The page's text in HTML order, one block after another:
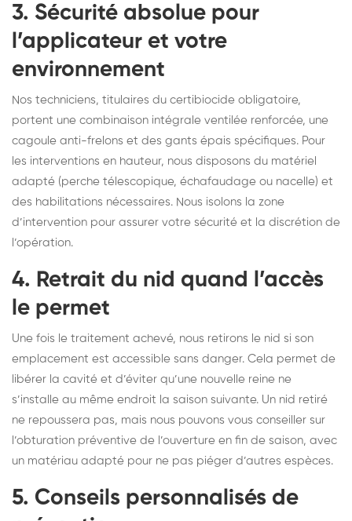
3. Sécurité absolue pour
l’applicateur et votre
environnement
Nos techniciens, titulaires du certibiocide obligatoire,
portent une combinaison intégrale ventilée renforcée, une
cagoule anti-frelons et des gants épais spécifiques. Pour
les interventions en hauteur, nous disposons du matériel
adapté (perche télescopique, échafaudage ou nacelle) et
des habilitations nécessaires. Nous isolons la zone
d’intervention pour assurer votre sécurité et la discrétion de
l’opération.
4. Retrait du nid quand l’accès
le permet
Une fois le traitement achevé, nous retirons le nid si son
emplacement est accessible sans danger. Cela permet de
libérer la cavité et d’éviter qu’une nouvelle reine ne
s’installe au même endroit la saison suivante. Un nid retiré
ne repoussera pas, mais nous pouvons vous conseiller sur
l’obturation préventive de l’ouverture en fin de saison, avec
un matériau adapté pour ne pas piéger d’autres espèces.
5. Conseils personnalisés de